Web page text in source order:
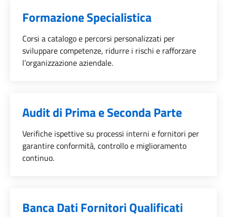
Categoria::
Formazione Specialistica
Corsi a catalogo e percorsi personalizzati per
sviluppare competenze, ridurre i rischi e rafforzare
l’organizzazione aziendale.
Categoria::
Audit di Prima e Seconda Parte
Verifiche ispettive su processi interni e fornitori per
garantire conformità, controllo e miglioramento
continuo.
Categoria::
Banca Dati Fornitori Qualificati